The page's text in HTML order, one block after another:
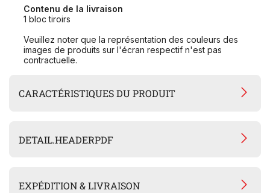
Contenu de la livraison
1 bloc tiroirs
Veuillez noter que la représentation des couleurs des
images de produits sur l'écran respectif n'est pas
contractuelle.
CARACTÉRISTIQUES DU PRODUIT
DETAIL.HEADERPDF
EXPÉDITION & LIVRAISON